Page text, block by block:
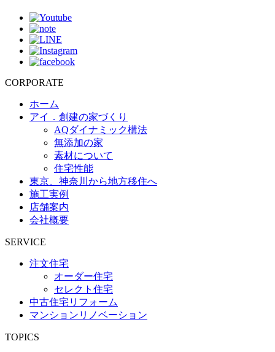
CORPORATE
ホーム
アイ．創建の家づくり
AQダイナミック構法
無添加の家
素材について
住宅性能
東京、神奈川から地方移住へ
施工実例
店舗案内
会社概要
SERVICE
注文住宅
オーダー住宅
セレクト住宅
中古住宅リフォーム
マンションリノベーション
TOPICS